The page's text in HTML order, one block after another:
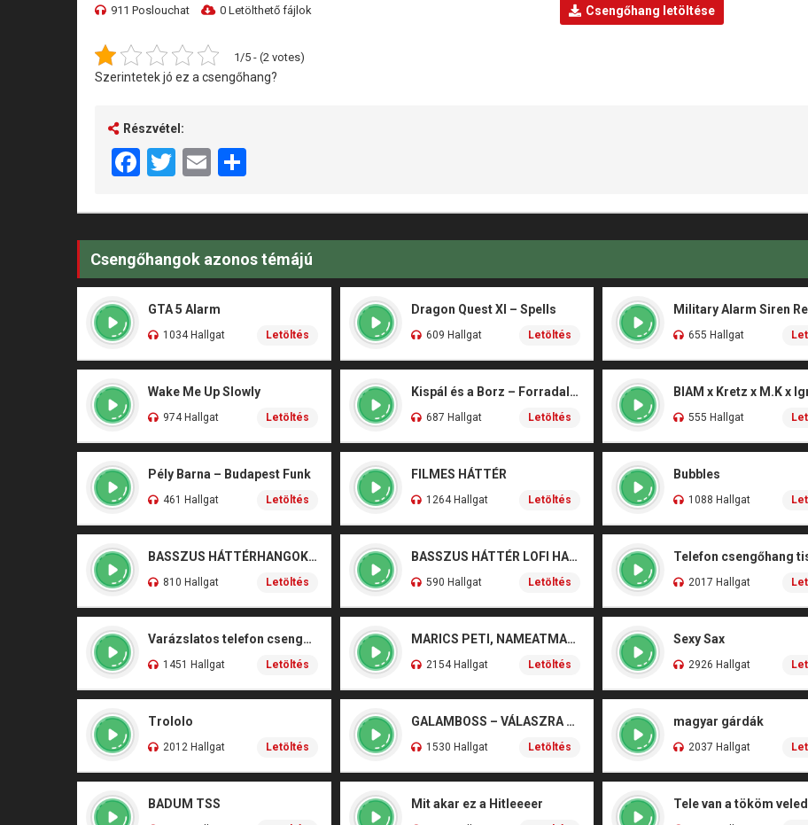
911 Poslouchat 0 Letölthető fájlok Csengőhang letöltése
1/5 - (2 votes)
Szerintetek jó ez a csengőhang?
Részvétel:
Facebook
Twitter
Email
Csengőhangok azonos témájú
GTA 5 Alarm
1034 Hallgat Letöltés
Dragon Quest XI – Spells
609 Hallgat Letöltés
Military Alarm Siren
655 Hallgat
Wake Me Up Slowly
974 Hallgat Letöltés
Kispál és a Borz – Forradalmár
687 Hallgat Letöltés 555 Hallgat
Pély Barna – Budapest Funk
461 Hallgat Letöltés
FILMES HÁTTÉR
1264 Hallgat Letöltés
Bubbles
1088 Hallgat
BASSZUS HÁTTÉRHANGOK 5
810 Hallgat Letöltés
BASSZUS HÁTTÉR LOFI HANGOK NCPRIME
590 Hallgat Letöltés
Telefon csengőhang
2017 Hallgat
Varázslatos telefon csengőhang
1451 Hallgat Letöltés
MARICS PETI, NAMEATMARK, DOÓR – VÁRATLAN
2154 Hallgat Letöltés
Sexy Sax
2926 Hallgat
Trololo
2012 Hallgat Letöltés
GALAMBOSS – VÁLASZRA VÁRVA
1530 Hallgat Letöltés
magyar gárdák
2037 Hallgat
BADUM TSS Mit akar ez a Hitleeeer Tele van a tököm veled